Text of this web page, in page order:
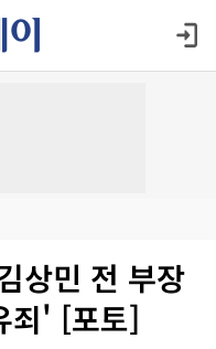
상민 전 부장
죄' [포토]